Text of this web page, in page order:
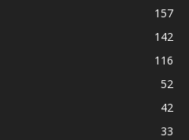
157
142
116
52
42
33